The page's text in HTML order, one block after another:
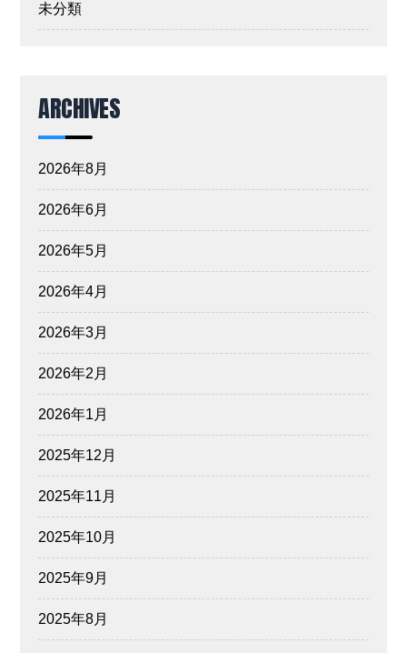
未分類
ARCHIVES
2026年8月
2026年6月
2026年5月
2026年4月
2026年3月
2026年2月
2026年1月
2025年12月
2025年11月
2025年10月
2025年9月
2025年8月